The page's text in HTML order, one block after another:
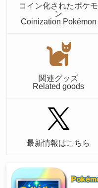
コイン化されたポケモ
ン
Coinization Pokémon
関連グッズ
Related goods
最新情報はこちら